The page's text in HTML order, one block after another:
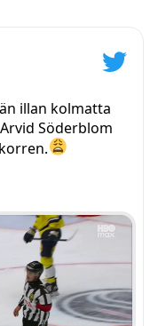
illan kolmatta
Söderblom